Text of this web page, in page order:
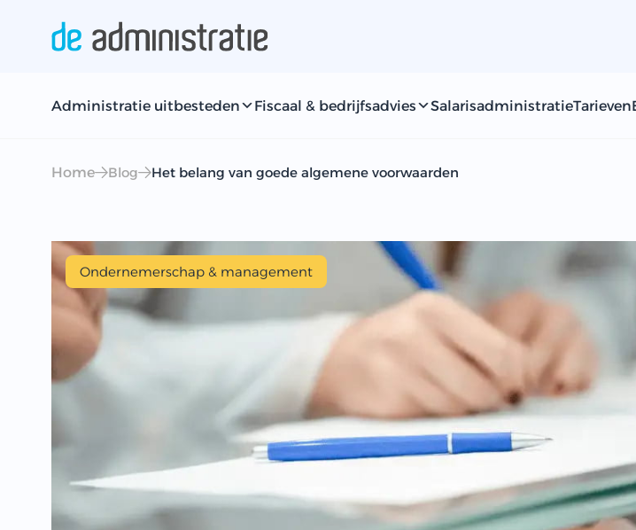
Administratie uitbesteden Fiscaal & bedrijfsadvies SalarisadministratieTarieven
Home Blog Het belang van goede algemene voorwaarden
Ondernemerschap & management